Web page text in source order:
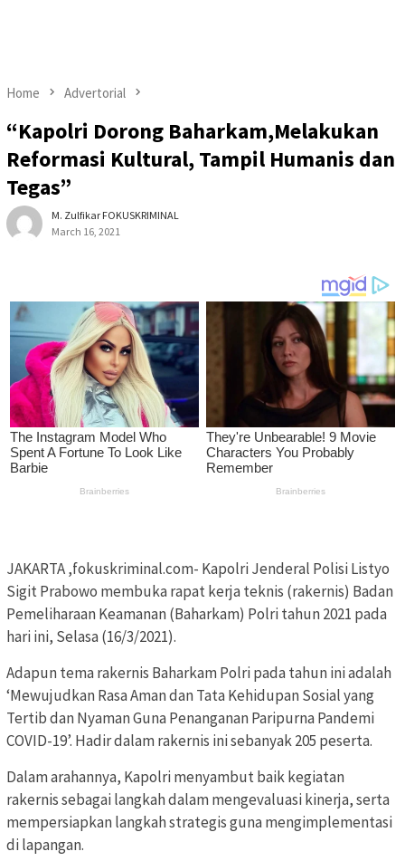
Home Advertorial
“Kapolri Dorong Baharkam,Melakukan
Reformasi Kultural, Tampil Humanis dan
Tegas”
M. Zulfikar FOKUSKRIMINAL
March 16, 2021
JAKARTA ,fokuskriminal.com- Kapolri Jenderal Polisi Listyo
Sigit Prabowo membuka rapat kerja teknis (rakernis) Badan
Pemeliharaan Keamanan (Baharkam) Polri tahun 2021 pada
hari ini, Selasa (16/3/2021).
Adapun tema rakernis Baharkam Polri pada tahun ini adalah
‘Mewujudkan Rasa Aman dan Tata Kehidupan Sosial yang
Tertib dan Nyaman Guna Penanganan Paripurna Pandemi
COVID-19’. Hadir dalam rakernis ini sebanyak 205 peserta.
Dalam arahannya, Kapolri menyambut baik kegiatan
rakernis sebagai langkah dalam mengevaluasi kinerja, serta
mempersiapkan langkah strategis guna mengimplementasi
di lapangan.